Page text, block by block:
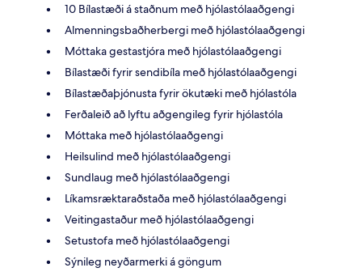
10 Bílastæði á staðnum með hjólastólaaðgengi
Almenningsbaðherbergi með hjólastólaaðgengi
Móttaka gestastjóra með hjólastólaaðgengi
Bílastæði fyrir sendibíla með hjólastólaaðgengi
Bílastæðaþjónusta fyrir ökutæki með hjólastóla
Ferðaleið að lyftu aðgengileg fyrir hjólastóla
Móttaka með hjólastólaaðgengi
Heilsulind með hjólastólaaðgengi
Sundlaug með hjólastólaaðgengi
Líkamsræktaraðstaða með hjólastólaaðgengi
Veitingastaður með hjólastólaaðgengi
Setustofa með hjólastólaaðgengi
Sýnileg neyðarmerki á göngum